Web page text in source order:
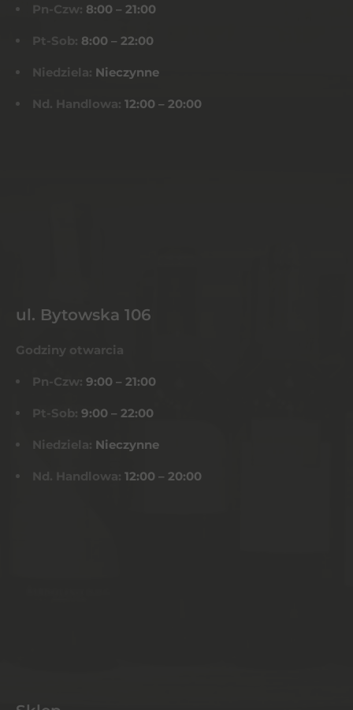
Pn-Czw: 8:00 – 21:00
Pt-Sob: 8:00 – 22:00
Niedziela: Nieczynne
Nd. Handlowa: 12:00 – 20:00
ul. Bytowska 106
Godziny otwarcia
Pn-Czw: 9:00 – 21:00
Pt-Sob: 9:00 – 22:00
Niedziela: Nieczynne
Nd. Handlowa: 12:00 – 20:00